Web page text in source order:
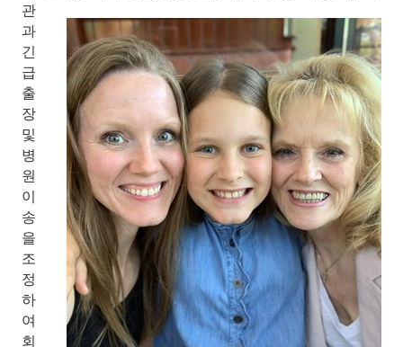
관
과
긴
급
출
장
및
병
원
이
송
을
조
정
하
여
회